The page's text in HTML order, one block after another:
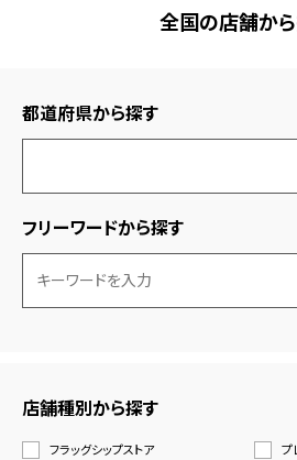
全国の店舗か
都道府県から探す
フリーワードから探す
店舗種別から探す
フラッグシップストア
プ